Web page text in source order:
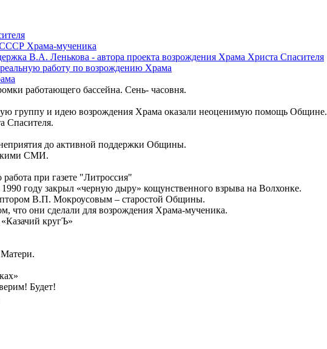
СССР Храма-мученика
В.А. Ленькова - автора проекта возрождения Храма Христа Спасителя
работу по возрождению Храма
работающего бассейна. Сень- часовня.
группу и идею возрождения Храма оказали неоценимую помощь Общине.
Спасителя.
до активной поддержки Общины.
СМИ.
при газете "Литроссия"
году закрыл «черную дыру» кощунственного взрыва на Волхонке.
В.П. Мокроусовым – старостой Общины.
что они сделали для возрождения Храма-мученика.
кругЪ»
Будет!